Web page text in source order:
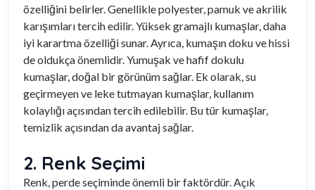
özelliğini belirler. Genellikle polyester, pamuk ve akrilik
karışımları tercih edilir. Yüksek gramajlı kumaşlar, daha
iyi karartma özelliği sunar. Ayrıca, kumaşın doku ve hissi
de oldukça önemlidir. Yumuşak ve hafif dokulu
kumaşlar, doğal bir görünüm sağlar. Ek olarak, su
geçirmeyen ve leke tutmayan kumaşlar, kullanım
kolaylığı açısından tercih edilebilir. Bu tür kumaşlar,
temizlik açısından da avantaj sağlar.
2. Renk Seçimi
Renk, perde seçiminde önemli bir faktördür. Açık